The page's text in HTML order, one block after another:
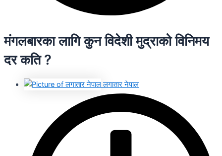
मंगलबारका लागि कुन विदेशी मुद्राको विनिमय
दर कति ?
लगातार नेपाल